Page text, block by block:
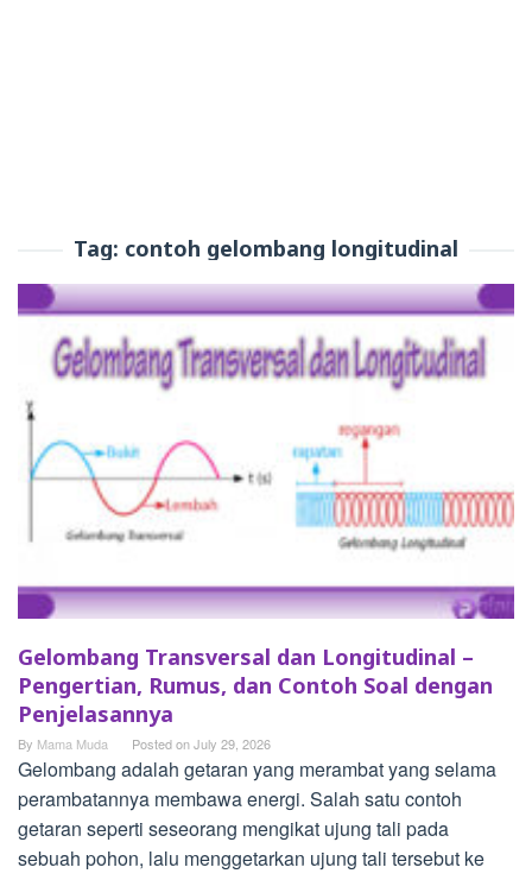
Tag: contoh gelombang longitudinal
Gelombang Transversal dan Longitudinal –
Pengertian, Rumus, dan Contoh Soal dengan
Penjelasannya
By Mama Muda Posted onJuly 29, 2026
Gelombang adalah getaran yang merambat yang selama
perambatannya membawa energi. Salah satu contoh
getaran seperti seseorang mengikat ujung tali pada
sebuah pohon, lalu menggetarkan ujung tali tersebut ke